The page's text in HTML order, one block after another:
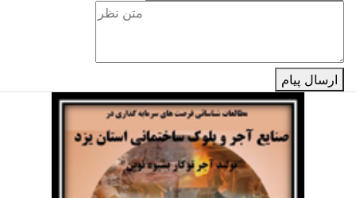
ارسال پیام